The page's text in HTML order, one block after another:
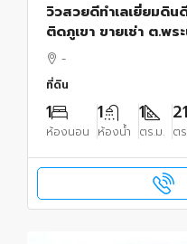
วิวสวยดีทำเลเยี่ยมดิ
ติดภูเขา ขายเช่า ต.พร
ทาง-
ที่ดิน
1
ห้องนอน
1
ห้องน้ำ
1
ตร.ม. ต